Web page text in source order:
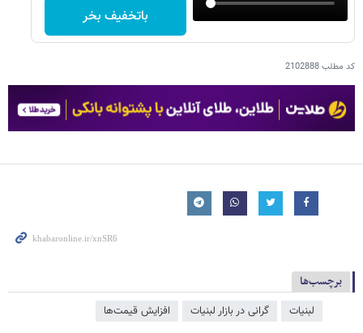
باتخفیف بخر
کد مطلب2102888
برچسب‌ها
لبنیات گرانی در بازار لبنیات افزایش قیمت‌ها